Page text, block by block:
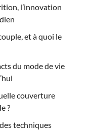
l’innovation
et à quoi le
du mode de vie
couverture
?
techniques